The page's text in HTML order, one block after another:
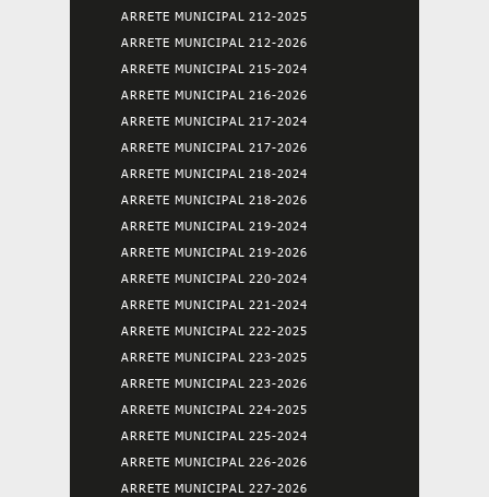
ARRETE MUNICIPAL 212-2025
ARRETE MUNICIPAL 212-2026
ARRETE MUNICIPAL 215-2024
ARRETE MUNICIPAL 216-2026
ARRETE MUNICIPAL 217-2024
ARRETE MUNICIPAL 217-2026
ARRETE MUNICIPAL 218-2024
ARRETE MUNICIPAL 218-2026
ARRETE MUNICIPAL 219-2024
ARRETE MUNICIPAL 219-2026
ARRETE MUNICIPAL 220-2024
ARRETE MUNICIPAL 221-2024
ARRETE MUNICIPAL 222-2025
ARRETE MUNICIPAL 223-2025
ARRETE MUNICIPAL 223-2026
ARRETE MUNICIPAL 224-2025
ARRETE MUNICIPAL 225-2024
ARRETE MUNICIPAL 226-2026
ARRETE MUNICIPAL 227-2026